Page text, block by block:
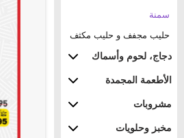
سمنة
حليب مجفف و حليب مكثف
دجاج، لحوم وأسماك
الأطعمة المجمدة
مشروبات
مخبز وحلويات